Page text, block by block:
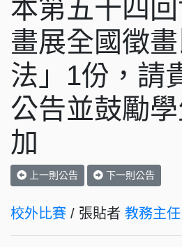
本第五十四
畫展全國徵
法」1份，請
公告並鼓勵
加
上一則公告 下一則公告
校外比賽 / 張貼者 教務主任